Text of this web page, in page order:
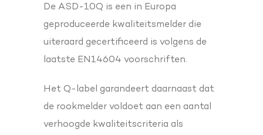
De ASD-10Q is een in Europa
geproduceerde kwaliteitsmelder die
uiteraard gecertificeerd is volgens de
laatste EN14604 voorschriften.
Het Q-label garandeert daarnaast dat
de rookmelder voldoet aan een aantal
verhoogde kwaliteitscriteria als